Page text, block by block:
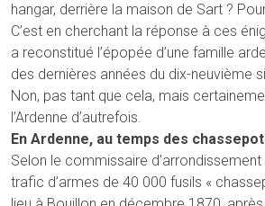
hangar, derrière la maison de Sart ?
C’est en cherchant la réponse à ces
a reconstitué l’épopée d’une famille
des dernières années du dix-neuvième
Non, pas tant que cela, mais
l’Ardenne d’autrefois.
En Ardenne, au temps des
Selon le commissaire d’arrondissement
trafic d’armes de 40 000 fusils «